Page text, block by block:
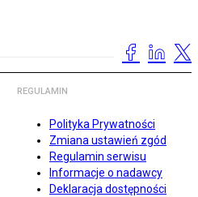
REGULAMIN
Polityka Prywatności
Zmiana ustawień zgód
Regulamin serwisu
Informacje o nadawcy
Deklaracja dostępności